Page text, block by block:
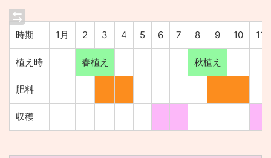
時期 1月 2 3 4 5 6 7 8 9 10 11
植え時 春植え 秋植え
肥料
収穫